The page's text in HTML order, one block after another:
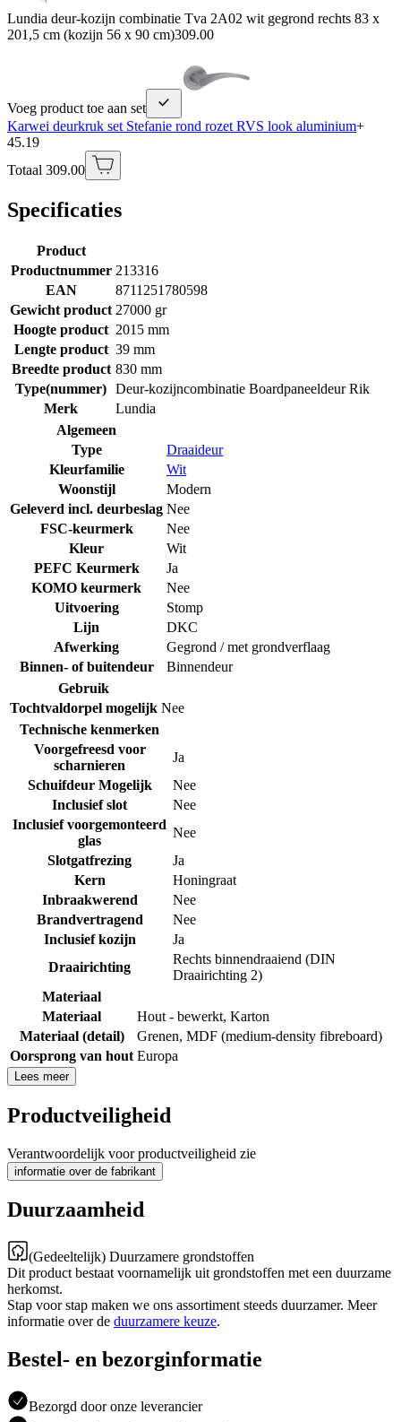
Lundia deur-kozijn combinatie Tva 2A02 wit gegrond rechts 83 x
201,5 cm (kozijn 56 x 90 cm)309.00
Voeg product toe aan set
Karwei deurkruk set Stefanie rond rozet RVS look aluminium+
45.19
Totaal 309.00
Specificaties
Product
Productnummer 213316
EAN
8711251780598
Gewicht product 27000 gr
Hoogte product 2015 mm
Lengte product 39 mm
Breedte product 830 mm
Type(nummer) Deur-kozijncombinatie Boardpaneeldeur Rik
Merk
Lundia
Algemeen
Type
Draaideur
Kleurfamilie
Wit
Woonstijl
Modern
Geleverd incl. deurbeslag Nee
FSC-keurmerk
Nee
Kleur
Wit
PEFC Keurmerk
Ja
KOMO keurmerk
Nee
Uitvoering
Stomp
Lijn
DKC
Afwerking
Gegrond / met grondverflaag
Binnen- of buitendeur
Binnendeur
Gebruik
Tochtvaldorpel mogelijk Nee
Technische kenmerken
Voorgefreesd voor
scharnieren
Ja
Schuifdeur Mogelijk
Nee
Inclusief slot
Nee
Inclusief voorgemonteerd
glas
Nee
Slotgatfrezing
Ja
Kern
Honingraat
Inbraakwerend
Nee
Brandvertragend
Nee
Inclusief kozijn
Ja
Draairichting
Rechts binnendraaiend (DIN
Draairichting 2)
Materiaal
Materiaal
Hout - bewerkt, Karton
Materiaal (detail)
Grenen, MDF (medium-density fibreboard)
Oorsprong van hout Europa
Lees meer
Productveiligheid
Verantwoordelijk voor productveiligheid zie
informatie over de fabrikant
Duurzaamheid
(Gedeeltelijk) Duurzamere grondstoffen
Dit product bestaat voornamelijk uit grondstoffen met een duurzame
herkomst.
Stap voor stap maken we ons assortiment steeds duurzamer. Meer
informatie over de duurzamere keuze.
Bestel- en bezorginformatie
Bezorgd door onze leverancier